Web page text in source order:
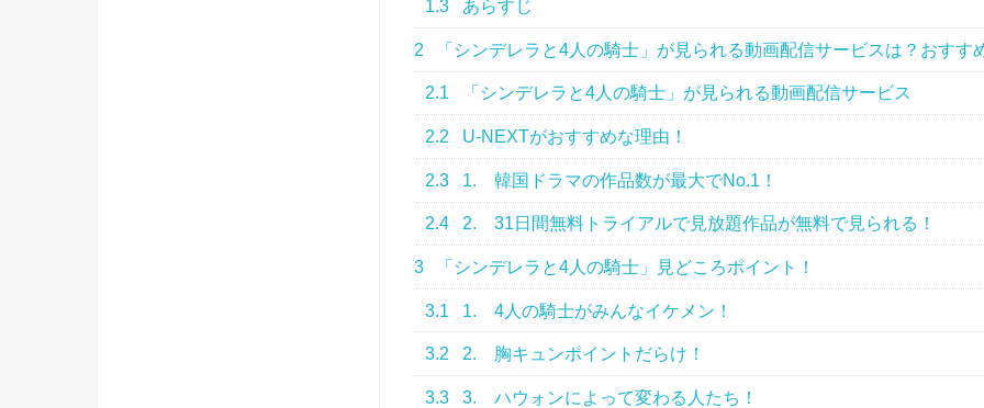
1.3 あらすじ
2 「シンデレラと4人の騎士」が見られる動画配信サービスは？おすす
2.1 「シンデレラと4人の騎士」が見られる動画配信サービス
2.2 U-NEXTがおすすめな理由！
2.3 1. 韓国ドラマの作品数が最大でNo.1！
2.4 2. 31日間無料トライアルで見放題作品が無料で見られる！
3 「シンデレラと4人の騎士」見どころポイント！
3.1 1. 4人の騎士がみんなイケメン！
3.2 2. 胸キュンポイントだらけ！
3.3 3. ハウォンによって変わる人たち！